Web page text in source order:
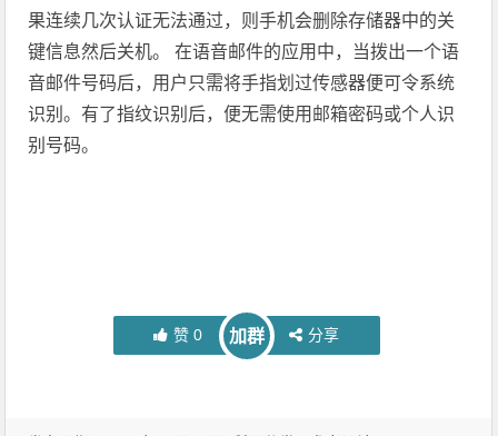
果连续几次认证无法通过，则手机会删除存储器中的关
键信息然后关机。 在语音邮件的应用中，当拨出一个语
音邮件号码后，用户只需将手指划过传感器便可令系统
识别。有了指纹识别后，便无需使用邮箱密码或个人识
别号码。
赞 0 加群 分享